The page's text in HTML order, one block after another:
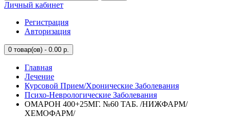
Личный кабинет
Регистрация
Авторизация
0 товар(ов) - 0.00 р.
Главная
Лечение
Курсовой Прием/Хронические Заболевания
Психо-Неврологические Заболевания
ОМАРОН 400+25МГ. №60 ТАБ. /НИЖФАРМ/
ХЕМОФАРМ/